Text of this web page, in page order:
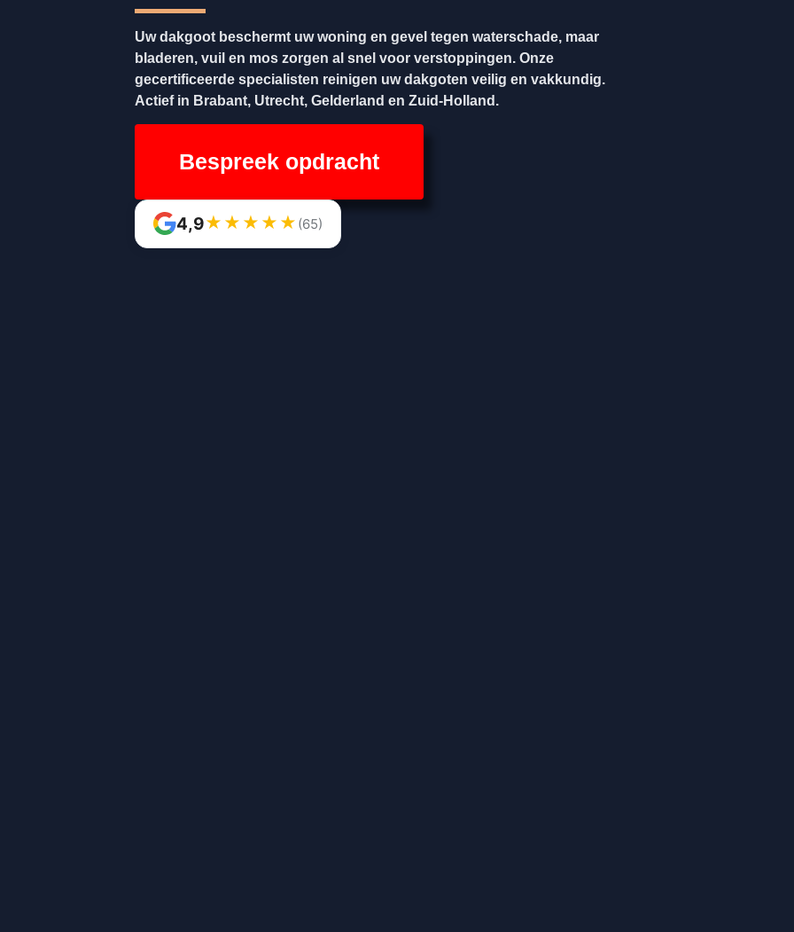
Uw dakgoot beschermt uw woning en gevel tegen waterschade, maar
bladeren, vuil en mos zorgen al snel voor verstoppingen. Onze
gecertificeerde specialisten reinigen uw dakgoten veilig en vakkundig.
Actief in Brabant, Utrecht, Gelderland en Zuid-Holland.
Bespreek opdracht
4,9★ ★ ★ ★ ★ (65)